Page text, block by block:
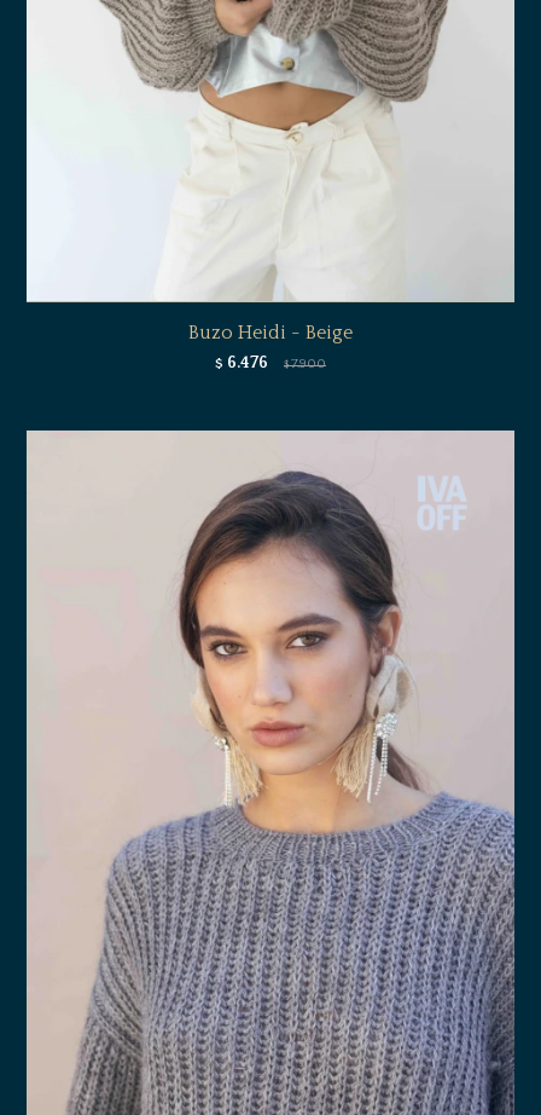
Buzo Heidi - Beige
$ 6.476 $ 7.900